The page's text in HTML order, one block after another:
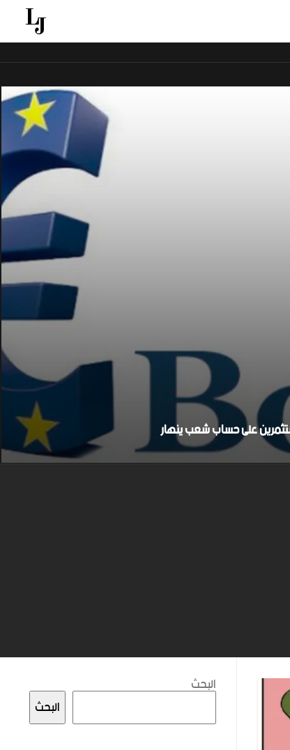
على حساب شعب ينهار
البحث
البحث